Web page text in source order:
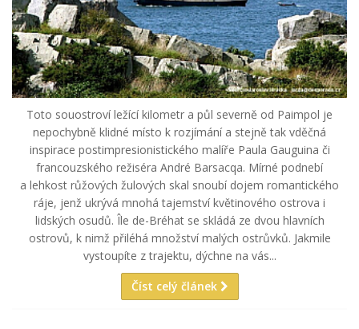
Toto souostroví ležící kilometr a půl severně od Paimpol je
nepochybně klidné místo k rozjímání a stejně tak vděčná
inspirace postimpresionistického malíře Paula Gauguina či
francouzského režiséra André Barsacqa. Mírné podnebí
a lehkost růžových žulových skal snoubí dojem romantického
ráje, jenž ukrývá mnohá tajemství květinového ostrova i
lidských osudů. Île de-Bréhat se skládá ze dvou hlavních
ostrovů, k nimž přiléhá množství malých ostrůvků. Jakmile
vystoupíte z trajektu, dýchne na vás...
Číst celý článek